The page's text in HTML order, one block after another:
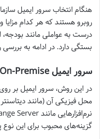
هنگام انتخاب سرور ایمیل
روبرو هستند که هر کدام
درست به عواملی مانند بودجه،
بستگی دارد. در ادامه به بررسی
سرور ایمیل On-Premise (محلی)
در این روش، سرور ایمیل بر
محل فیزیکی آن (مانند
گزینه‌های محبوب برای این